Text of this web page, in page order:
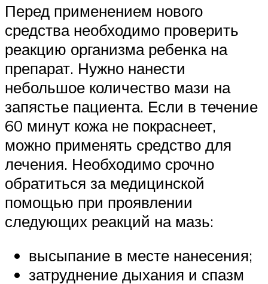
Перед применением нового
средства необходимо проверить
реакцию организма ребенка на
препарат. Нужно нанести
небольшое количество мази на
запястье пациента. Если в течение
60 минут кожа не покраснеет,
можно применять средство для
лечения. Необходимо срочно
обратиться за медицинской
помощью при проявлении
следующих реакций на мазь:
высыпание в месте нанесения;
затруднение дыхания и спазм